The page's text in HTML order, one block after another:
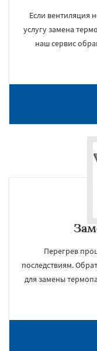
Если вентиляция
услугу замена
наш сервис
Перегрев
последствиям.
для замены